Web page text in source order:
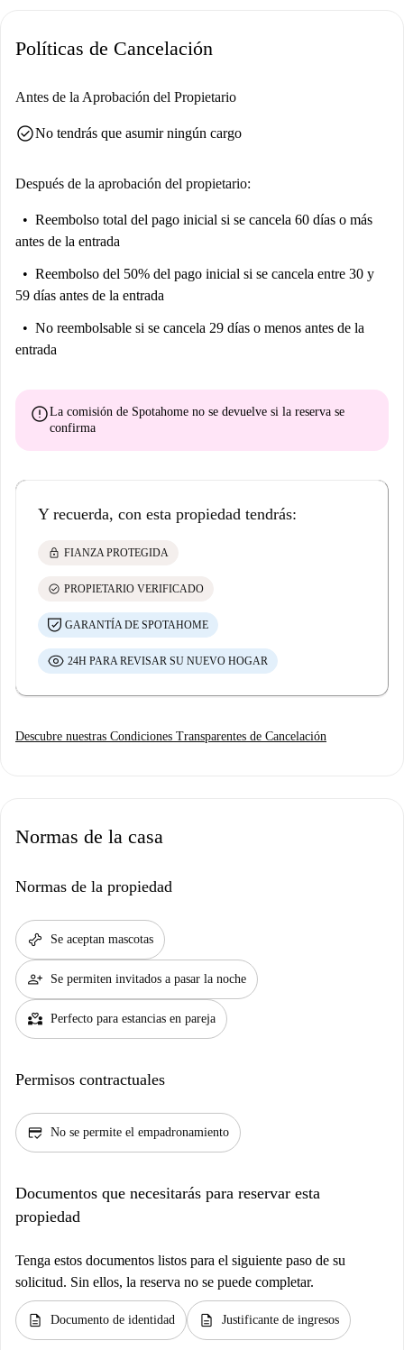
Políticas de Cancelación
Antes de la Aprobación del Propietario
check_circleNo tendrás que asumir ningún cargo
Después de la aprobación del propietario:
Reembolso total del pago inicial si se cancela 60 días o más
antes de la entrada
Reembolso del 50% del pago inicial si se cancela entre 30 y
59 días antes de la entrada
No reembolsable si se cancela 29 días o menos antes de la
entrada
errorLa comisión de Spotahome no se devuelve si la reserva se
confirma
Y recuerda, con esta propiedad tendrás:
lock FIANZA PROTEGIDA
check_circle PROPIETARIO VERIFICADO
GARANTÍA DE SPOTAHOME
24H PARA REVISAR SU NUEVO HOGAR
Descubre nuestras Condiciones Transparentes de Cancelación
Normas de la casa
Normas de la propiedad
pet_supplies Se aceptan mascotas
person_add Se permiten invitados a pasar la noche
partner_heart Perfecto para estancias en pareja
Permisos contractuales
credit_score No se permite el empadronamiento
Documentos que necesitarás para reservar esta
propiedad
Tenga estos documentos listos para el siguiente paso de su
solicitud. Sin ellos, la reserva no se puede completar.
description Documento de identidad description Justificante de ingresos